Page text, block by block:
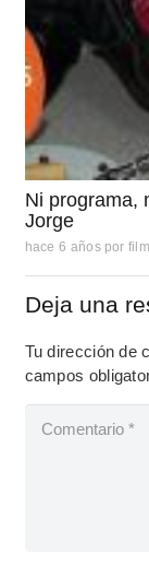
Ni programa,
Jorge
hace 6 años por
Deja una
Tu dirección de
campos